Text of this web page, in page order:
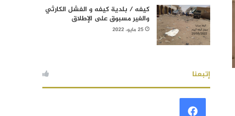
كيفه / بلدية كيفه و الفشل الكارثي
والغير مسبوق على الإطلاق
25 مايو، 2022
إتبعنا